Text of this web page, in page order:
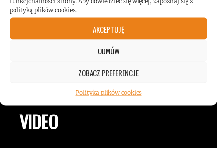
polityką plików cookies.
AKCEPTUJĘ
ODMÓW
ZOBACZ PREFERENCJE
Polityka plików cookies
ZESPOŁÓW, KONCERTÓW I
LUDZI ZWIĄZANYCH Z
MUZYKĄ, BY DOSTARCZAĆ
WAM NAJLEPSZE TREŚCI
VIDEO